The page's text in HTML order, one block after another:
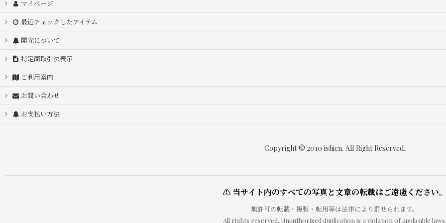
マイページ
最近チェックしたアイテム
開光について
特定商取引法表示
ご利用案内
お問い合わせ
お支払い方法
Copyright © 2010 ishien. All Right Reserved.
⚠ 当サイト内のすべての写真と文章の転載はご遠慮ください
無許可の転載・複製・転用等は法律により罰せられます。
All rights reserved. Unauthorized duplication is a violation of applicable laws.